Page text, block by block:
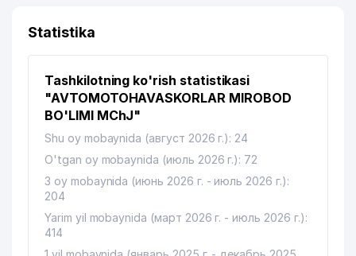
Statistika
Tashkilotning ko'rish statistikasi
"AVTOMOTOHAVASKORLAR MIROBOD
BO'LIMI MChJ"
Shu oy mobaynida (август 2026 г.): 24
O'tgan oy mobaynida (июль 2026 г.): 72
3 oy mobaynida (июнь 2026 г. - июль 2026 г.):
204
Yarim yil mobaynida (март 2026 г. - июль 2026 г.):
414